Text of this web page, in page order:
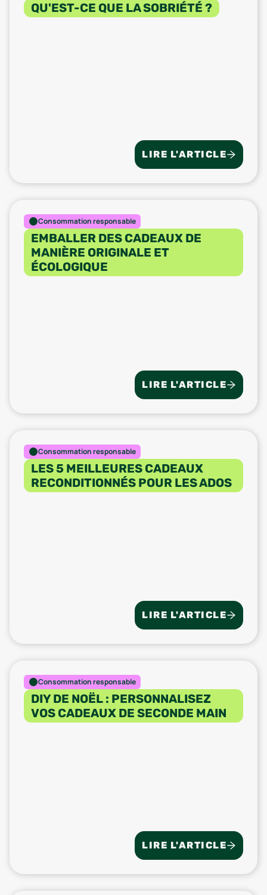
QU'EST-CE QUE LA SOBRIÉTÉ ?
LIRE L'ARTICLE
Consommation responsable
EMBALLER DES CADEAUX DE
MANIÈRE ORIGINALE ET
ÉCOLOGIQUE
LIRE L'ARTICLE
Consommation responsable
LES 5 MEILLEURES CADEAUX
RECONDITIONNÉS POUR LES ADOS
LIRE L'ARTICLE
Consommation responsable
DIY DE NOËL : PERSONNALISEZ
VOS CADEAUX DE SECONDE MAIN
LIRE L'ARTICLE